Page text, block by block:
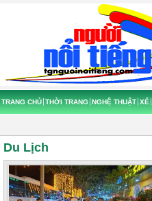
TRANG CHỦ THỜI TRANG NGHỆ THUẬT XẾ
Du Lịch